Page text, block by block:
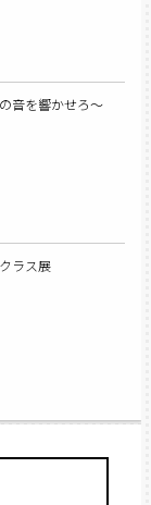
音を響かせろ～
ラス展